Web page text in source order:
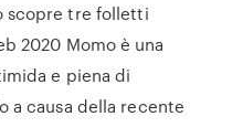
scopre tre folletti
2020 Momo è una
e piena di
a causa della recente